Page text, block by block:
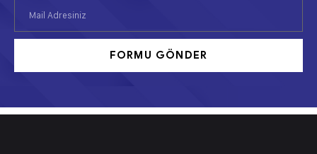
FORMU GÖNDER